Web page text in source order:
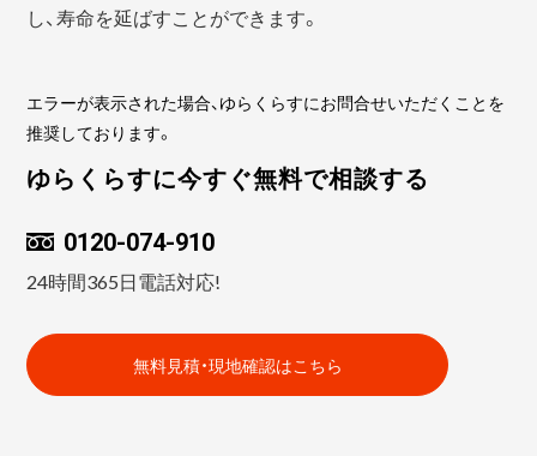
し、寿命を延ばすことができます。
エラーが表示された場合、ゆらくらすにお問合せいただくことを
推奨しております。
ゆらくらすに今すぐ無料で相談する
0120-074-910
24時間365日電話対応!
無料見積・現地確認はこちら